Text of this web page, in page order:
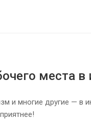
места в
и многие другие — в